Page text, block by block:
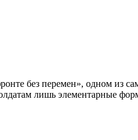
без перемен», одном из
лишь элементарные